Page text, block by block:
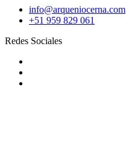
info@arqueniocerna.com
+51 959 829 061
Redes Sociales